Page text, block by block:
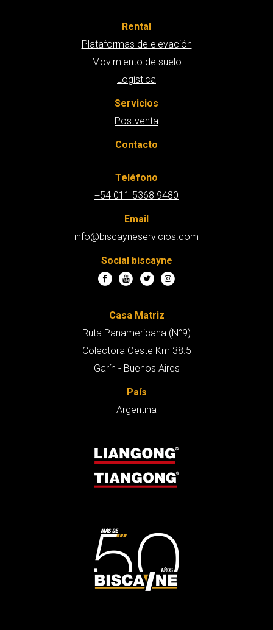
Rental
Plataformas de elevación
Movimiento de suelo
Logística
Servicios
Postventa
Contacto
Teléfono
+54 011 5368 9480
Email
info@biscayneservicios.com
Social biscayne
Casa Matriz
Ruta Panamericana (N°9)
Colectora Oeste Km 38.5
Garín - Buenos Aires
País
Argentina